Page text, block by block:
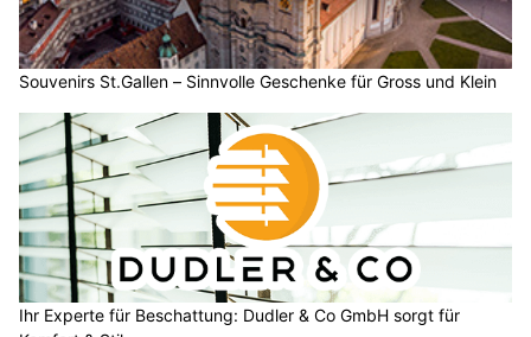
Souvenirs St.Gallen – Sinnvolle Geschenke für Gross und Klein
Ihr Experte für Beschattung: Dudler & Co GmbH sorgt für